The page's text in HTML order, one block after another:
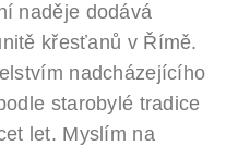
naděje dodává
křesťanů v Římě.
nadcházejícího
starobylé tradice
let. Myslím na